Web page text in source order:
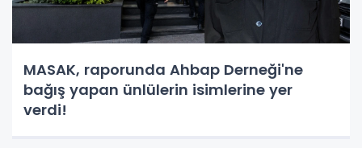
MASAK, raporunda Ahbap Derneği'ne
bağış yapan ünlülerin isimlerine yer
verdi!